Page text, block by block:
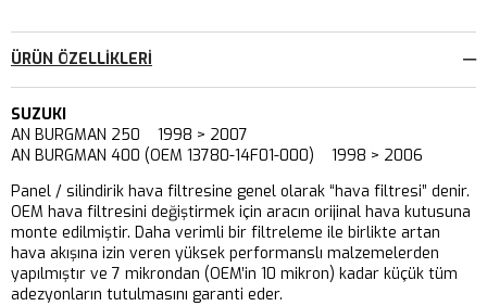
ÜRÜN ÖZELLIKLERI
SUZUKI
AN BURGMAN 250 1998 > 2007
AN BURGMAN 400 (OEM 13780-14F01-000) 1998 > 2006
Panel / silindirik hava filtresine genel olarak “hava filtresi” denir.
OEM hava filtresini değiştirmek için aracın orijinal hava kutusuna
monte edilmiştir. Daha verimli bir filtreleme ile birlikte artan
hava akışına izin veren yüksek performanslı malzemelerden
yapılmıştır ve 7 mikrondan (OEM’in 10 mikron) kadar küçük tüm
adezyonların tutulmasını garanti eder.